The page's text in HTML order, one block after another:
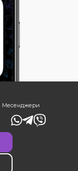
Месенджери